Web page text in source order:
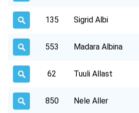
135 Sigrid Albi
553 Madara Albina
62 Tuuli Allast
850 Nele Aller